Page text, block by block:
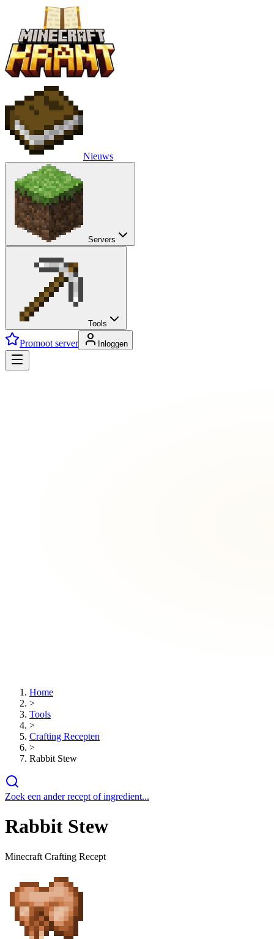
Nieuws
Servers
Tools
Promoot server Inloggen
Home
>
Tools
>
Crafting Recepten
>
Rabbit Stew
Zoek een ander recept of ingredient...
Rabbit Stew
Minecraft Crafting Recept